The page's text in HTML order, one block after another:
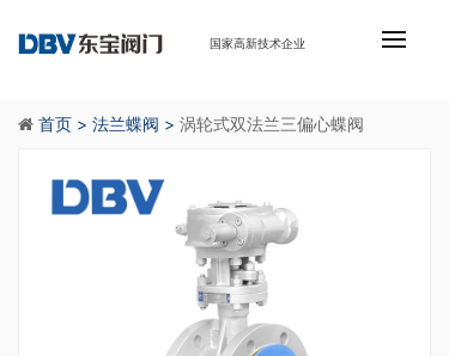
国家高新技术企业
首页 > 法兰蝶阀 > 涡轮式双法兰三偏心蝶阀